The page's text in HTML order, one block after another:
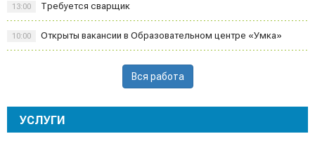
Требуется сварщик
13:00
Открыты вакансии в Образовательном центре «Умка»
10:00
Вся работа
УСЛУГИ